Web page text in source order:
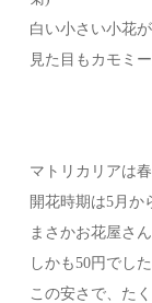
白い小さい小花
見た目もカモミ
マトリカリアは
開花時期は5月か
まさかお花屋さ
しかも50円でした
この安さで、た